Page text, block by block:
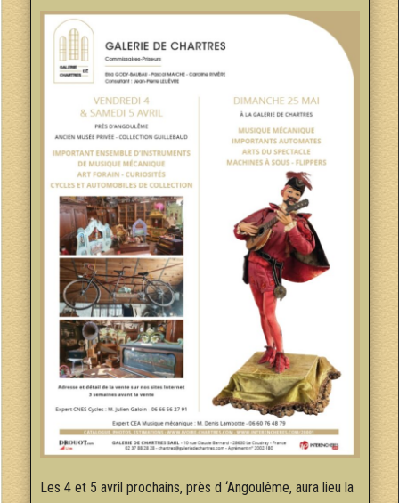
Les 4 et 5 avril prochains, près d ‘Angoulême, aura lieu la